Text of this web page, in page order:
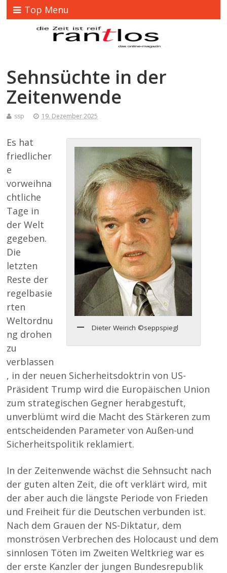
Top Menu
Sehnsüchte in der
Zeitenwende
ssp 19. Dezember 2025
Dieter Weirich ©seppspiegl
Es hat
friedlicher
e
vorweihna
chtliche
Tage in
der Welt
gegeben.
Die
letzten
Reste der
regelbasie
rten
Weltordnu
ng drohen
zu
verblassen
, in der neuen Sicherheitsdoktrin von US-
Präsident Trump wird die Europäischen Union
zum strategischen Gegner herabgestuft,
unverblümt wird die Macht des Stärkeren zum
entscheidenden Parameter von Außen-und
Sicherheitspolitik reklamiert.
In der Zeitenwende wächst die Sehnsucht nach
der guten alten Zeit, die oft verklärt wird, mit
der aber auch die längste Periode von Frieden
und Freiheit für die Deutschen verbunden ist.
Nach dem Grauen der NS-Diktatur, dem
monströsen Verbrechen des Holocaust und dem
sinnlosen Töten im Zweiten Weltkrieg war es
der erste Kanzler der jungen Bundesrepublik